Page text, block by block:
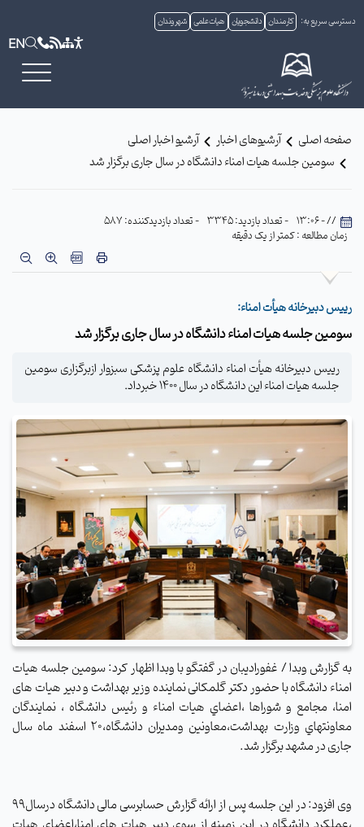
دسترسی سریع به: کارمندان دانشجویان هیات علمی شهروندان
EN
صفحه اصلی آرشیوهای اخبار
آرشیو اخبار اصلی
سومین جلسه هیات امناء دانشگاه در سال جاری برگزار شد
// - 13:06 - تعداد بازدید: 3345
- تعداد بازدیدکننده: 587
زمان مطالعه : کمتر از یک دقیقه
رییس دبیرخانه هیأت امناء:
سومین جلسه هیات امناء دانشگاه در سال جاری برگزار شد
رییس دبیرخانه هیأت امناء دانشگاه علوم پزشکی سبزوار ازبرگزاری سومین
جلسه هیات امناء این دانشگاه در سال 1400 خبرداد.
به گزارش وبدا / غفورادیبان در گفتگو با وبدا اظهار کرد: سومین جلسه هیات
امناء دانشگاه با حضور دکتر گلمکانی نماینده وزیر بهداشت و دبیر هیات های
امنا، مجامع و شوراها ،اعضاي هيات امناء و رئیس دانشگاه ، نمايندگان
معاونتهاي وزارت بهداشت،معاونين ومديران دانشگاه،20 اسفند ماه سال
جاری در مشهد برگزار شد.
وی افزود: در این جلسه پس از ارائه گزارش حسابرسی مالی دانشگاه درسال99